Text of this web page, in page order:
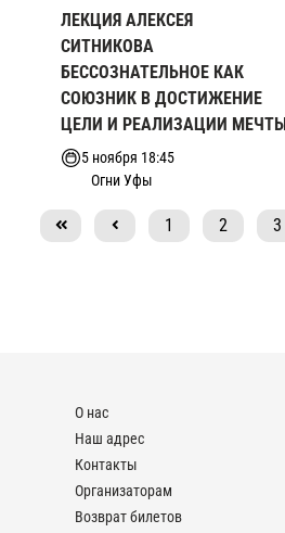
ЛЕКЦИЯ АЛЕКСЕЯ
СИТНИКОВА
БЕССОЗНАТЕЛЬНОЕ КАК
СОЮЗНИК В ДОСТИЖЕНИЕ
ЦЕЛИ И РЕАЛИЗАЦИИ МЕЧТЫ
5 ноября 18:45
Огни Уфы
1 2 3
О нас
Наш адрес
Контакты
Организаторам
Возврат билетов